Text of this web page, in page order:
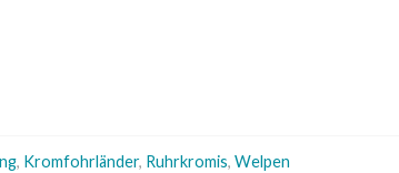
, Kromfohrländer, Ruhrkromis, Welpen